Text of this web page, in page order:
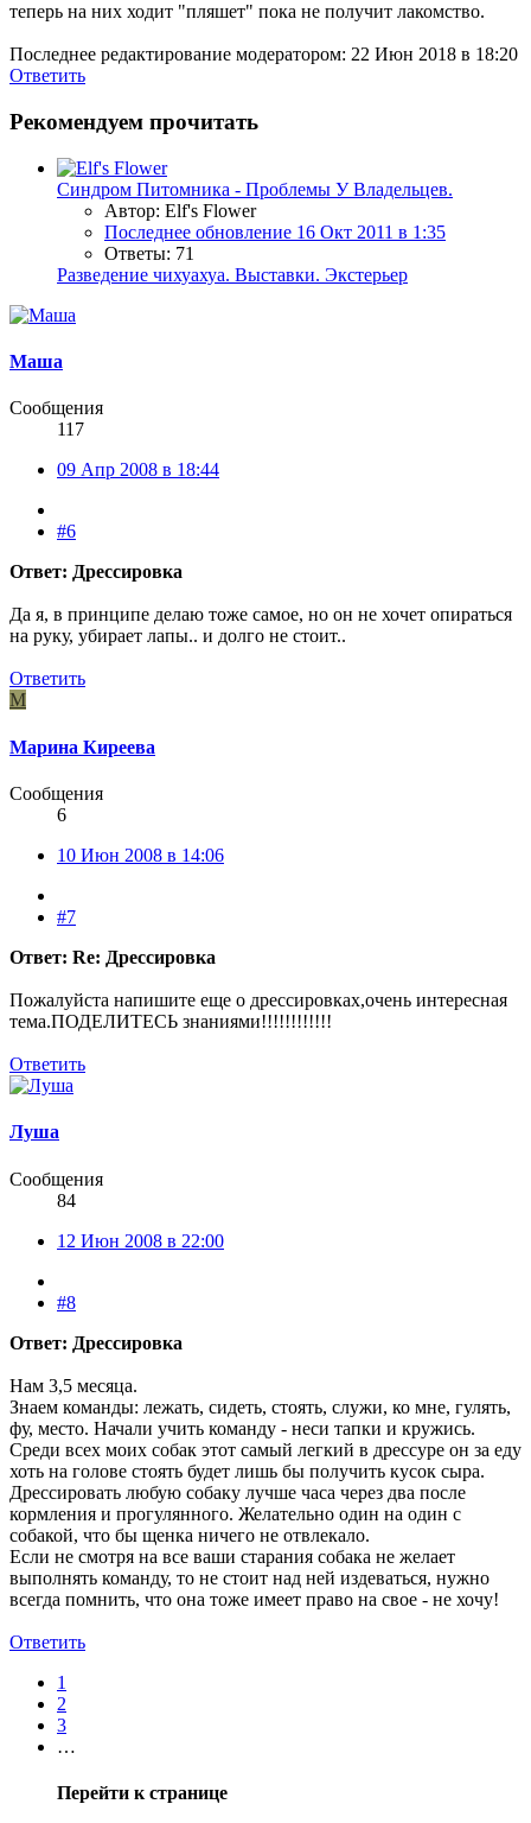
теперь на них ходит "пляшет" пока не получит лакомство.
Последнее редактирование модератором: 22 Июн 2018 в 18:20
Ответить
Рекомендуем прочитать
Синдром Питомника - Проблемы У Владельцев.
Автор: Elf's Flower
Последнее обновление 16 Окт 2011 в 1:35
Ответы: 71
Разведение чихуахуа. Выставки. Экстерьер
Маша
Сообщения
117
09 Апр 2008 в 18:44
#6
Ответ: Дрессировка
Да я, в принципе делаю тоже самое, но он не хочет опираться
на руку, убирает лапы.. и долго не стоит..
Ответить
М
Марина Киреева
Сообщения
6
10 Июн 2008 в 14:06
#7
Ответ: Re: Дрессировка
Пожалуйста напишите еще о дрессировках,очень интересная
тема.ПОДЕЛИТЕСЬ знаниями!!!!!!!!!!!!
Ответить
Луша
Сообщения
84
12 Июн 2008 в 22:00
#8
Ответ: Дрессировка
Нам 3,5 месяца.
Знаем команды: лежать, сидеть, стоять, служи, ко мне, гулять,
фу, место. Начали учить команду - неси тапки и кружись.
Среди всех моих собак этот самый легкий в дрессуре он за еду
хоть на голове стоять будет лишь бы получить кусок сыра.
Дрессировать любую собаку лучше часа через два после
кормления и прогулянного. Желательно один на один с
собакой, что бы щенка ничего не отвлекало.
Если не смотря на все ваши старания собака не желает
выполнять команду, то не стоит над ней издеваться, нужно
всегда помнить, что она тоже имеет право на свое - не хочу!
Ответить
1
2
3
…
Перейти к странице